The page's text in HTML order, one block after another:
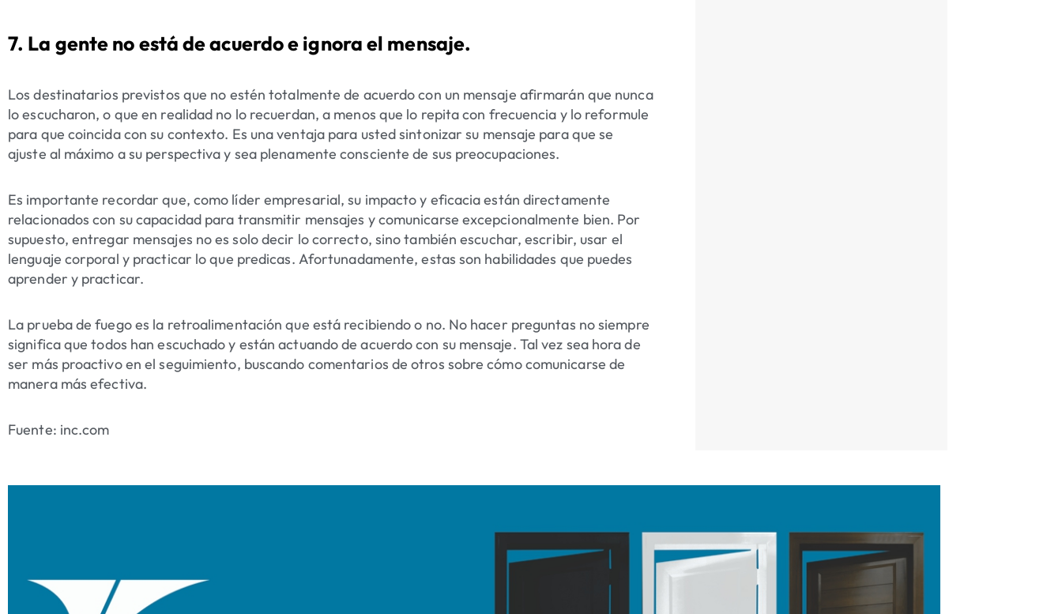
7. La gente no está de acuerdo e ignora el mensaje.
Los destinatarios previstos que no estén totalmente de acuerdo con un mensaje afirmarán que nunca
lo escucharon, o que en realidad no lo recuerdan, a menos que lo repita con frecuencia y lo reformule
para que coincida con su contexto. Es una ventaja para usted sintonizar su mensaje para que se
ajuste al máximo a su perspectiva y sea plenamente consciente de sus preocupaciones.
Es importante recordar que, como líder empresarial, su impacto y eficacia están directamente
relacionados con su capacidad para transmitir mensajes y comunicarse excepcionalmente bien. Por
supuesto, entregar mensajes no es solo decir lo correcto, sino también escuchar, escribir, usar el
lenguaje corporal y practicar lo que predicas. Afortunadamente, estas son habilidades que puedes
aprender y practicar.
La prueba de fuego es la retroalimentación que está recibiendo o no. No hacer preguntas no siempre
significa que todos han escuchado y están actuando de acuerdo con su mensaje. Tal vez sea hora de
ser más proactivo en el seguimiento, buscando comentarios de otros sobre cómo comunicarse de
manera más efectiva.
Fuente: inc.com